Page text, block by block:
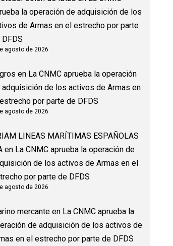
la operación de adquisición de los
de Armas en el estrecho por parte
agosto de 2026
en La CNMC aprueba la operación
adquisición de los activos de Armas en
por parte de DFDS
agosto de 2026
LINEAS MARÍTIMAS ESPAÑOLAS
en La CNMC aprueba la operación de
de los activos de Armas en el
por parte de DFDS
agosto de 2026
mercanteen La CNMC aprueba la
de adquisición de los activos de
en el estrecho por parte de DFDS